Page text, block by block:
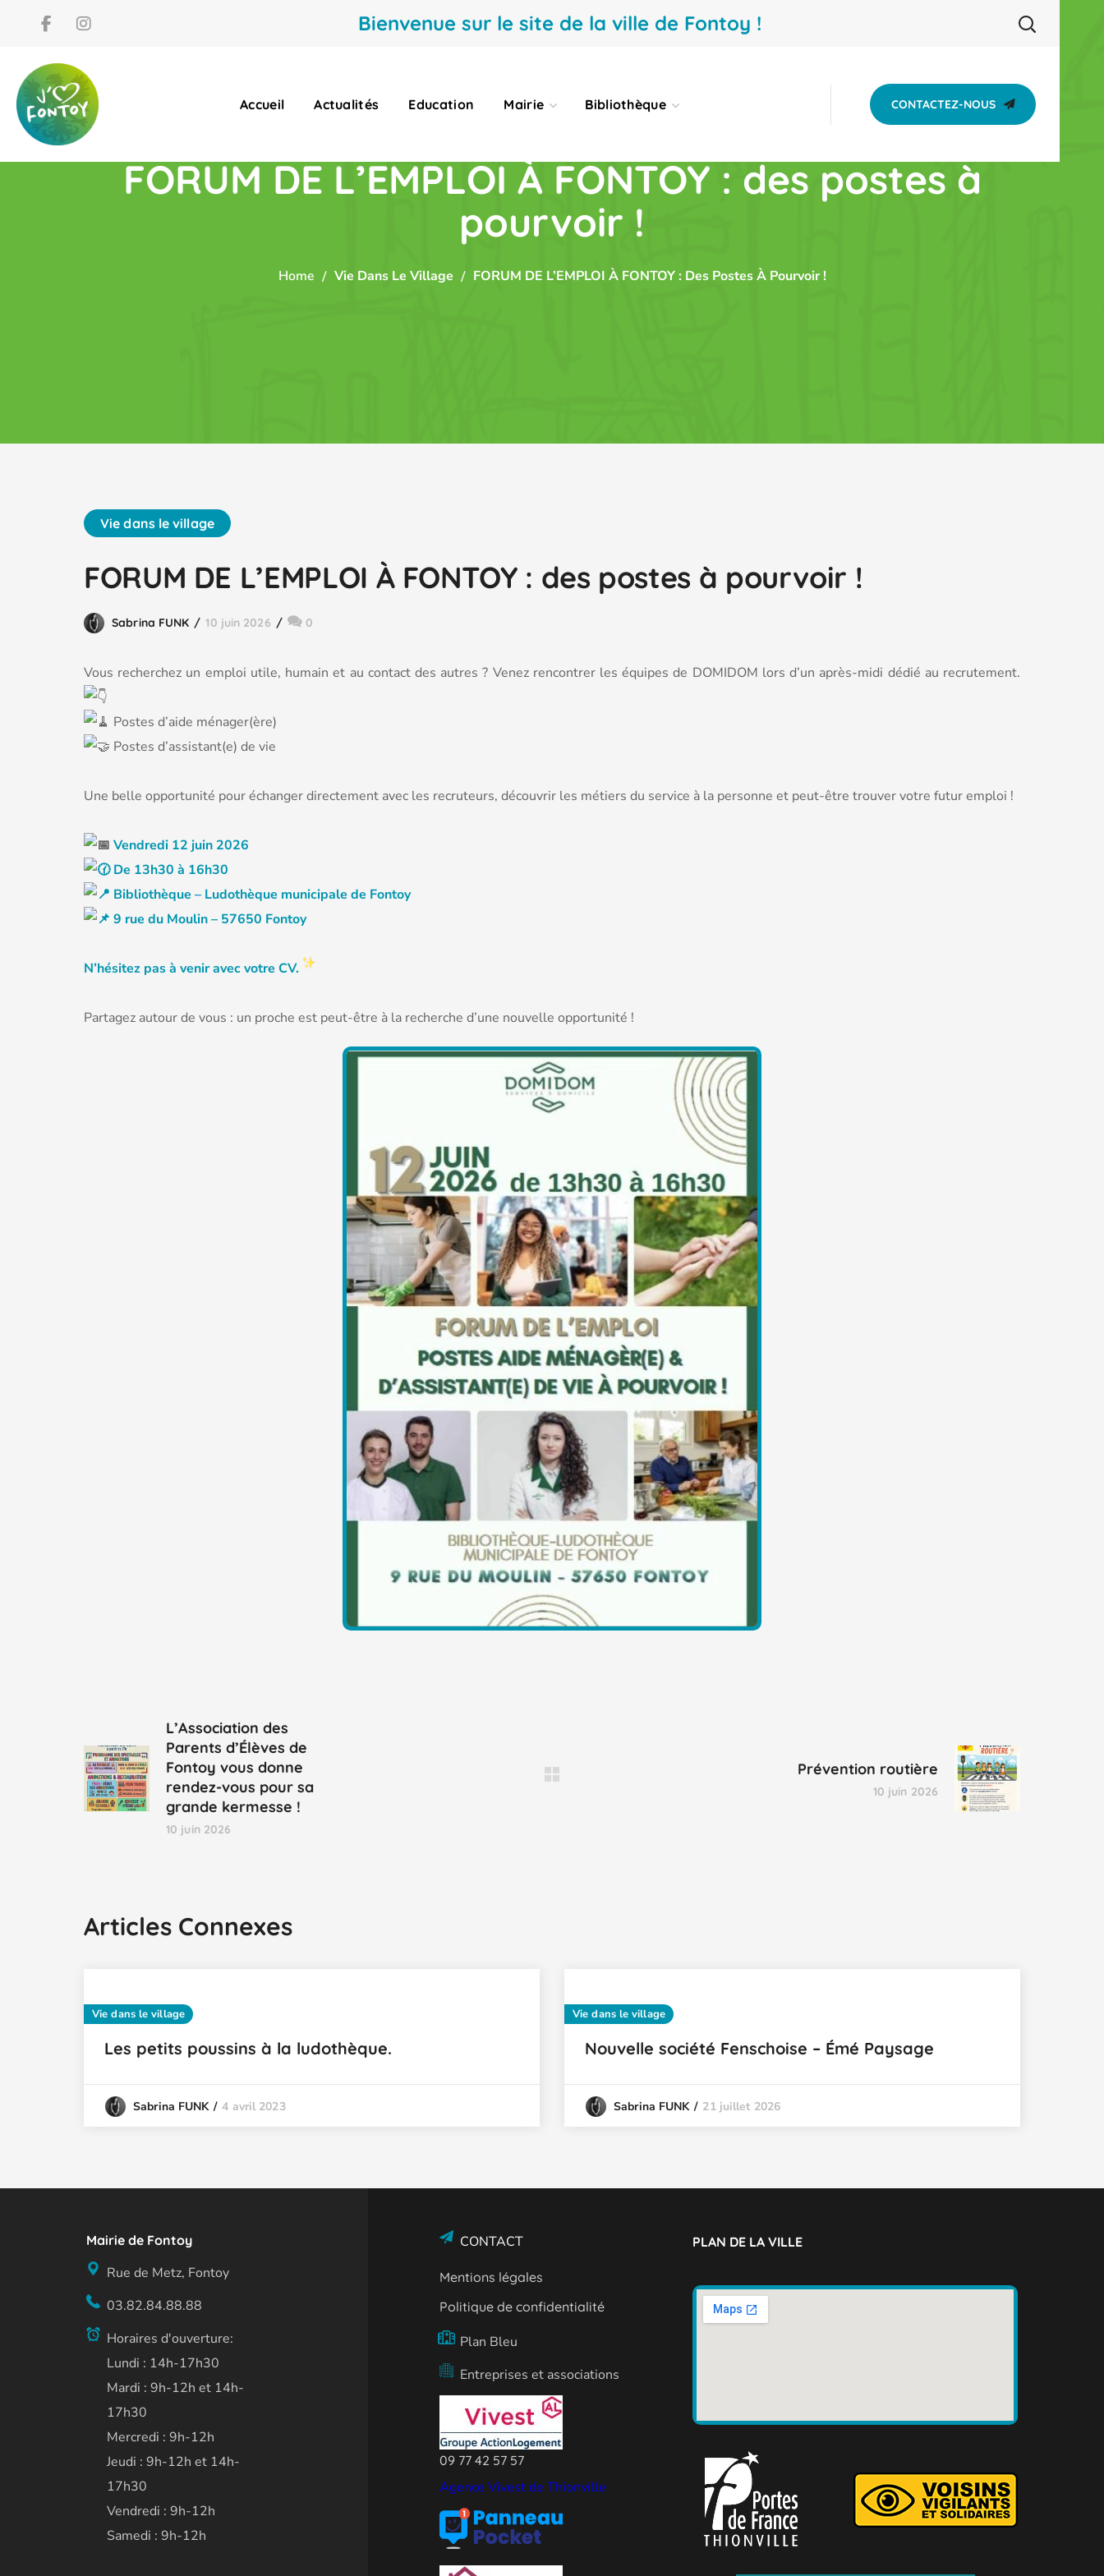
Bienvenue sur le site de la ville de Fontoy !
Accueil Actualités Education Mairie Bibliothèque CONTACTEZ-NOUS
FORUM DE L’EMPLOI À FONTOY : des postes à
pourvoir !
Home Vie Dans Le Village FORUM DE L’EMPLOI À FONTOY : Des Postes À Pourvoir !
Vie dans le village
FORUM DE L’EMPLOI À FONTOY : des postes à pourvoir !
Sabrina FUNK 10 juin 2026 0
Vous recherchez un emploi utile, humain et au contact des autres ? Venez rencontrer les équipes de DOMIDOM lors d’un après-midi dédié au recrutement.
Postes d’aide ménager(ère)
Postes d’assistant(e) de vie
Une belle opportunité pour échanger directement avec les recruteurs, découvrir les métiers du service à la personne et peut-être trouver votre futur emploi !
Vendredi 12 juin 2026
De 13h30 à 16h30
Bibliothèque – Ludothèque municipale de Fontoy
9 rue du Moulin – 57650 Fontoy
N’hésitez pas à venir avec votre CV.
Partagez autour de vous : un proche est peut-être à la recherche d’une nouvelle opportunité !
L’Association des
Parents d’Élèves de
Fontoy vous donne
rendez-vous pour sa
grande kermesse !
10 juin 2026
Prévention routière
10 juin 2026
Articles Connexes
Vie dans le village
Les petits poussins à la ludothèque.
Sabrina FUNK 4 avril 2023
Vie dans le village
Nouvelle société Fenschoise – Émé Paysage
Sabrina FUNK 21 juillet 2026
Mairie de Fontoy
Rue de Metz, Fontoy
03.82.84.88.88
Horaires d'ouverture:
Lundi : 14h-17h30
Mardi : 9h-12h et 14h-
17h30
Mercredi : 9h-12h
Jeudi : 9h-12h et 14h-
17h30
Vendredi : 9h-12h
Samedi : 9h-12h
CONTACT
Mentions légales
Politique de confidentialité
Plan Bleu
Entreprises et associations
09 77 42 57 57
Agence Vivest de Thionville
PLAN DE LA VILLE